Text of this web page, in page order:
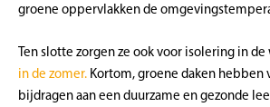
groene oppervlakken de
Ten slotte zorgen ze ook voor isolering in
in de zomer. Kortom, groene daken hebben
bijdragen aan een duurzame en gezonde